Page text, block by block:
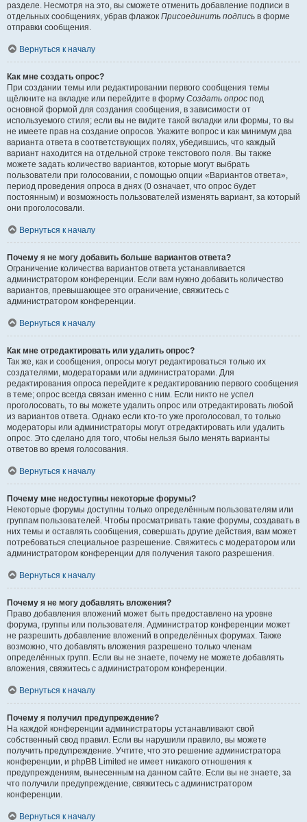
разделе. Несмотря на это, вы сможете отменить добавление подписи в
отдельных сообщениях, убрав флажок Присоединить подпись в форме
отправки сообщения.
Вернуться к началу
Как мне создать опрос?
При создании темы или редактировании первого сообщения темы
щёлкните на вкладке или перейдите в форму Создать опрос под
основной формой для создания сообщения, в зависимости от
используемого стиля; если вы не видите такой вкладки или формы, то вы
не имеете прав на создание опросов. Укажите вопрос и как минимум два
варианта ответа в соответствующих полях, убедившись, что каждый
вариант находится на отдельной строке текстового поля. Вы также
можете задать количество вариантов, которые могут выбрать
пользователи при голосовании, с помощью опции «Вариантов ответа»,
период проведения опроса в днях (0 означает, что опрос будет
постоянным) и возможность пользователей изменять вариант, за который
они проголосовали.
Вернуться к началу
Почему я не могу добавить больше вариантов ответа?
Ограничение количества вариантов ответа устанавливается
администратором конференции. Если вам нужно добавить количество
вариантов, превышающее это ограничение, свяжитесь с
администратором конференции.
Вернуться к началу
Как мне отредактировать или удалить опрос?
Так же, как и сообщения, опросы могут редактироваться только их
создателями, модераторами или администраторами. Для
редактирования опроса перейдите к редактированию первого сообщения
в теме; опрос всегда связан именно с ним. Если никто не успел
проголосовать, то вы можете удалить опрос или отредактировать любой
из вариантов ответа. Однако если кто-то уже проголосовал, то только
модераторы или администраторы могут отредактировать или удалить
опрос. Это сделано для того, чтобы нельзя было менять варианты
ответов во время голосования.
Вернуться к началу
Почему мне недоступны некоторые форумы?
Некоторые форумы доступны только определённым пользователям или
группам пользователей. Чтобы просматривать такие форумы, создавать в
них темы и оставлять сообщения, совершать другие действия, вам может
потребоваться специальное разрешение. Свяжитесь с модератором или
администратором конференции для получения такого разрешения.
Вернуться к началу
Почему я не могу добавлять вложения?
Право добавления вложений может быть предоставлено на уровне
форума, группы или пользователя. Администратор конференции может
не разрешить добавление вложений в определённых форумах. Также
возможно, что добавлять вложения разрешено только членам
определённых групп. Если вы не знаете, почему не можете добавлять
вложения, свяжитесь с администратором конференции.
Вернуться к началу
Почему я получил предупреждение?
На каждой конференции администраторы устанавливают свой
собственный свод правил. Если вы нарушили правило, вы можете
получить предупреждение. Учтите, что это решение администратора
конференции, и phpBB Limited не имеет никакого отношения к
предупреждениям, вынесенным на данном сайте. Если вы не знаете, за
что получили предупреждение, свяжитесь с администратором
конференции.
Вернуться к началу